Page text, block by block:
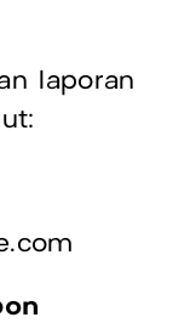
laporan